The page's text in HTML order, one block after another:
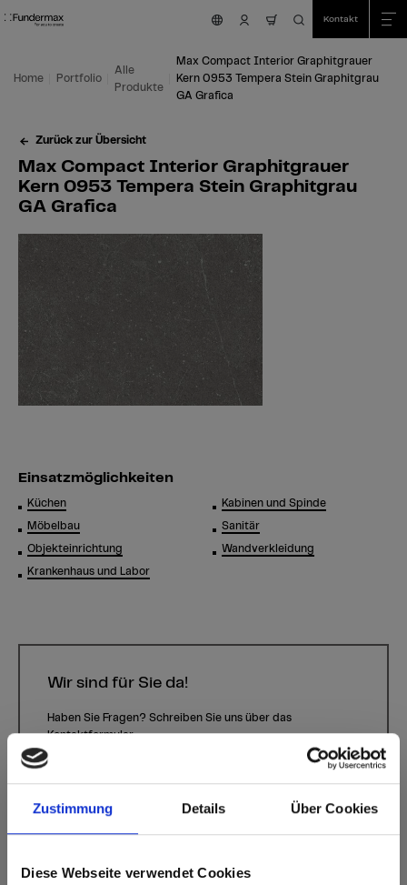
Zustimmung Details Über Cookies
Diese Webseite verwendet Cookies
Zum Hauptinhalt springen
Zum Inhaltsverzeichnis springen
Zum Hauptmenü springen Kontakt
Home Portfolio
Alle
Produkte
Max Compact Interior Graphitgrauer
Kern 0953 Tempera Stein Graphitgrau
GA Grafica
Zurück zur Übersicht
Max Compact Interior Graphitgrauer
Kern 0953 Tempera Stein Graphitgrau
GA Grafica
Einsatzmöglichkeiten
Küchen
Möbelbau
Objekteinrichtung
Krankenhaus und Labor
Kabinen und Spinde
Sanitär
Wandverkleidung
Wir sind für Sie da!
Haben Sie Fragen? Schreiben Sie uns über das
Kontaktformular.
Kontaktformular